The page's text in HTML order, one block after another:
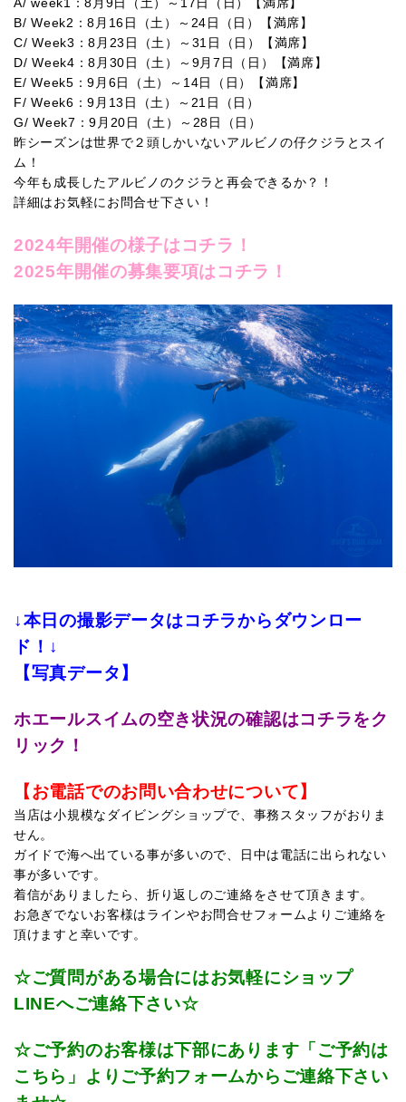
B/ Week2：8月16日（土）～24日（日）【満席】
C/ Week3：8月23日（土）～31日（日）【満席】
D/ Week4：8月30日（土）～9月7日（日）【満席】
E/ Week5：9月6日（土）～14日（日）【満席】
F/ Week6：9月13日（土）～21日（日）
G/ Week7：9月20日（土）～28日（日）
昨シーズンは世界で２頭しかいないアルビノの仔クジラとスイ
ム！
今年も成長したアルビノのクジラと再会できるか？！
詳細はお気軽にお問合せ下さい！
2024年開催の様子はコチラ！
2025年開催の募集要項はコチラ！
↓本日の撮影データはコチラからダウンロー
ド！↓
【写真データ】
ホエールスイムの空き状況の確認はコチラをク
リック！
【お電話でのお問い合わせについて】
当店は小規模なダイビングショップで、事務スタッフがおりま
せん。
ガイドで海へ出ている事が多いので、日中は電話に出られない
事が多いです。
着信がありましたら、折り返しのご連絡をさせて頂きます。
お急ぎでないお客様はラインやお問合せフォームよりご連絡を
頂けますと幸いです。
☆ご質問がある場合にはお気軽にショップ
LINEへご連絡下さい☆
☆ご予約のお客様は下部にあります「ご予約は
こちら」よりご予約フォームからご連絡下さい